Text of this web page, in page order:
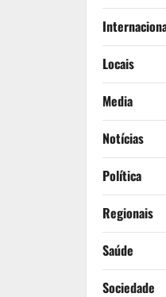
Locais
Media
Notícias
Política
Regionais
Saúde
Sociedade